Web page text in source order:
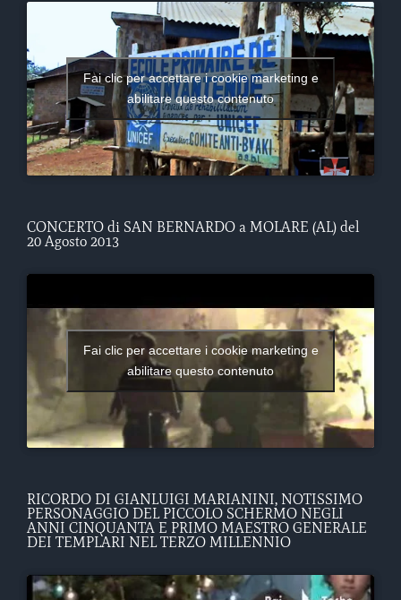
Fai clic per accettare i cookie marketing e
abilitare questo contenuto
CONCERTO di SAN BERNARDO a MOLARE (AL) del
20 Agosto 2013
Fai clic per accettare i cookie marketing e
abilitare questo contenuto
RICORDO DI GIANLUIGI MARIANINI, NOTISSIMO
PERSONAGGIO DEL PICCOLO SCHERMO NEGLI
ANNI CINQUANTA E PRIMO MAESTRO GENERALE
DEI TEMPLARI NEL TERZO MILLENNIO